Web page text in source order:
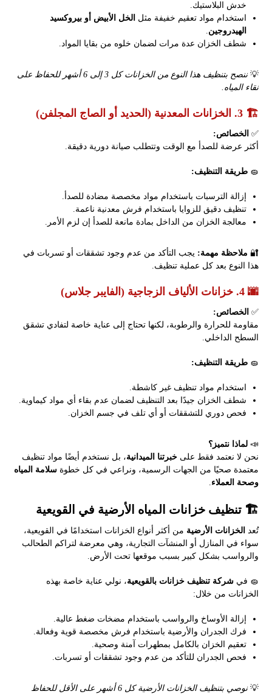
خدش البلاستيك.
استخدام مواد تعقيم خفيفة مثل الخل الأبيض أو بيروكسيد
الهيدروجين.
شطف الخزان عدة مرات لضمان خلوه من بقايا المواد.
💡
ننصح بتنظيف هذا النوع من الخزانات كل 3 إلى 6 أشهر للحفاظ على
نقاء المياه.
🏗️ 3. الخزانات المعدنية (الحديد أو الصاج المجلفن)
✅ الخصائص:
أكثر عرضة للصدأ مع الوقت وتتطلب صيانة دورية دقيقة.
🧽طريقة التنظيف:
إزالة الترسبات باستخدام مواد مخصصة مضادة للصدأ.
تنظيف دقيق للزوايا باستخدام فرش معدنية ناعمة.
معالجة الخزان من الداخل بمادة مانعة للصدأ إن لزم الأمر.
🔐 ملاحظة مهمة: يجب التأكد من عدم وجود تشققات أو تسربات في
هذا النوع بعد كل عملية تنظيف.
🌆 4. خزانات الألياف الزجاجية (الفايبر جلاس)
✅ الخصائص:
مقاومة للحرارة والرطوبة، لكنها تحتاج إلى عناية خاصة لتفادي تشقق
السطح الداخلي.
🧽طريقة التنظيف:
استخدام مواد تنظيف غير كاشطة.
شطف الخزان جيدًا بعد التنظيف لضمان عدم بقاء أي مواد كيماوية.
فحص دوري للتشققات أو أي تلف في جسم الخزان.
📣لماذا نتميز؟
نحن لا نعتمد فقط علىخبرتنا الميدانية، بل نستخدم أيضًا مواد تنظيف
معتمدة صحيًا من الجهات الرسمية، ونراعي في كل خطوةسلامة المياه
وصحة العملاء.
🏗️ تنظيف خزانات المياه الأرضية في القويعية
تُعد الخزانات الأرضية من أكثر أنواع الخزانات استخدامًا في القويعية،
سواء في المنازل أو المنشآت التجارية، وهي معرضة لتراكم الطحالب
والرواسب بشكل كبير بسبب موقعها تحت الأرض.
🧽 فيشركة تنظيف خزانات بالقويعية، نولي عناية خاصة بهذه
الخزانات من خلال:
إزالة الأوساخ والرواسب باستخدام مضخات ضغط عالية.
فرك الجدران والأرضية باستخدام فرش مخصصة قوية وفعالة.
تعقيم الخزان بالكامل بمطهرات آمنة وصحية.
فحص الجدران للتأكد من عدم وجود تشققات أو تسربات.
💡
نوصي بتنظيف الخزانات الأرضية كل 6 أشهر على الأقل للحفاظ